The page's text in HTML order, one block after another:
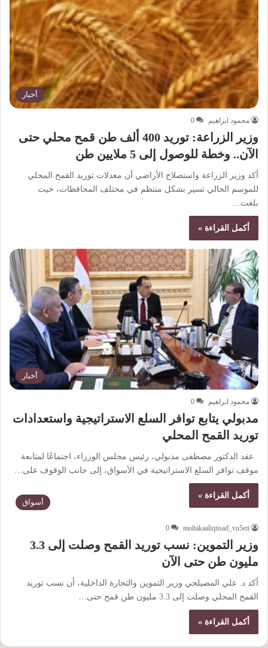
أخبار
محمود ابراهيم 0
وزير الزراعة: توريد 400 ألف طن قمح محلي حتى
الآن.. وخطة للوصول إلى 5 ملايين طن
أكد وزير الزراعة واستصلاح الأراضي أن معدلات توريد القمح المحلي
للموسم الحالي تسير بشكل منتظم في مختلف المحافظات، حيث
بلغت…
أكمل القراءة »
أخبار
محمود ابراهيم 0
مدبولي يتابع توافر السلع الاستراتيجية واستعدادات
توريد القمح المحلي
عقد الدكتور مصطفى مدبولي، رئيس مجلس الوزراء، اجتماعًا لمتابعة
موقف توافر السلع الاستراتيجية في الأسواق، إلى جانب الوقوف على…
أكمل القراءة »
أسواق
moltakaaliqtisad_vu5eti
0
وزير التموين: نسب توريد القمح وصلت إلى 3.3
مليون طن حتى الآن
أكد د. علي المصيلحي وزير التموين والتجارة الداخلية، ‏أن نسب توريد
القمح المحلي وصلت إلى 3.3 مليون طن قمح حتى…
أكمل القراءة »